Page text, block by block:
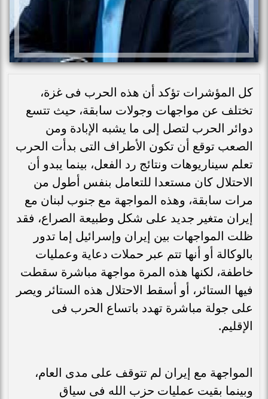
كل المؤشرات تؤكد أن هذه الحرب فى غزة،
تختلف عن مواجهات وجولات سابقة، حيث تتسع
دوائر الحرب لتصل إلى ما يشبه الإبادة ومن
الصعب توقع أن تكون الأطراف التى بدأت الحرب
تعلم سيناريوهات ونتائج رد الفعل، بينما يبدو أن
الاحتلال كان مستعدا للتعامل بنفس أطول من
مرات سابقة، وهذه المواجهة مع جنوب لبنان مع
إيران متغير جديد على شكل وطبيعة الصراع، فقد
ظلت المواجهات بين إيران وإسرائيل إما تدور
بالوكالة أو أنها تتم عبر حملات دعاية وعمليات
خاطفة، لكنها هذه المرة مواجهة مباشرة سقطت
فيها الستائر، أو أسقط الاحتلال هذه الستائر ويصر
على جولة مباشرة تهدد باتساع الحرب فى
الإقليم.
المواجهة مع إيران لم تتوقف على مدى العام،
وبينما بقيت عمليات حزب الله فى سياق